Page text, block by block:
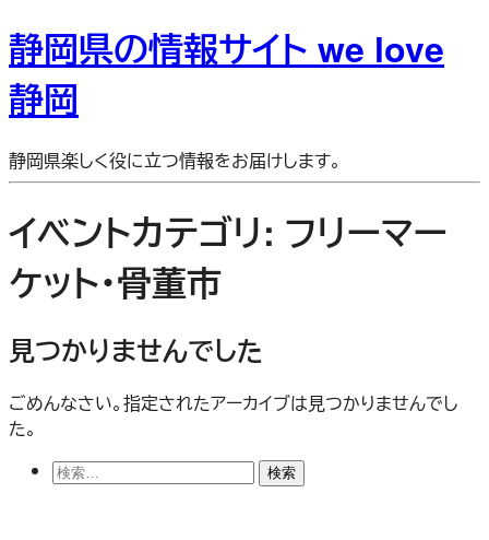
静岡県の情報サイト we love
静岡
静岡県楽しく役に立つ情報をお届けします。
イベントカテゴリ: フリーマー
ケット・骨董市
見つかりませんでした
ごめんなさい。指定されたアーカイブは見つかりませんでし
た。
検